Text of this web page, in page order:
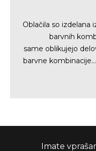
Oblačila so izdelana
barvnih
same oblikujejo
barvne
Imate